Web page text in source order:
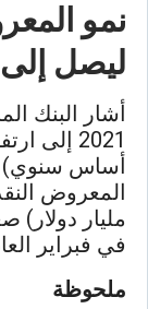
نمو
ليصل إلى 20.2%
أشار البنك
2021
في فبراير
ملحوظة